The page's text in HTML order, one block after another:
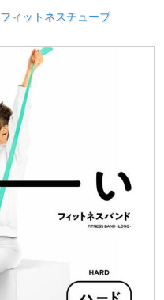
フィットネスチューブ